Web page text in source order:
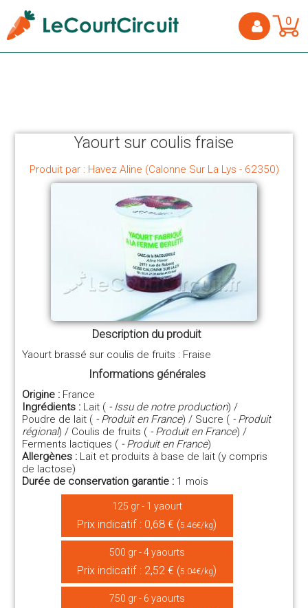
0
Yaourt sur coulis fraise
Produit par : Havez Aline (Calonne Sur La Lys - 62350)
Description du produit
Yaourt brassé sur coulis de fruits : Fraise
Informations générales
Origine : France
Ingrédients : Lait ( - Issu de notre production) /
Poudre de lait ( - Produit en France) / Sucre ( - Produit
régional) / Coulis de fruits ( - Produit en France) /
Ferments lactiques ( - Produit en France)
Allergènes : Lait et produits à base de lait (y compris
de lactose)
Durée de conservation garantie : 1 mois
125 gr - 1 yaourt
Prix indicatif : 0,68 € (5.46€/kg)
500 gr - 4 yaourts
Prix indicatif : 2,52 € (5.04€/kg)
750 gr - 6 yaourts